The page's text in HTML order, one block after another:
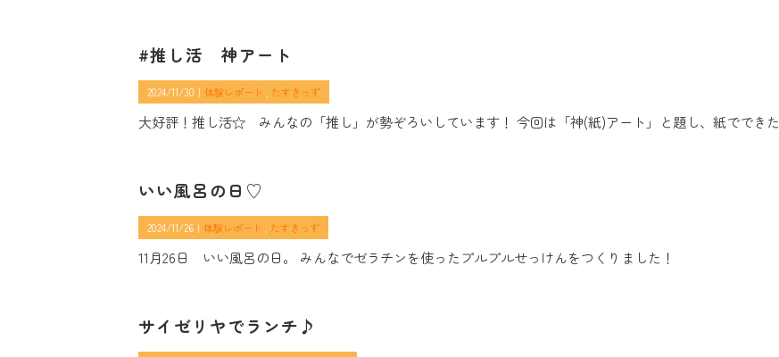
#推し活 神アート
2024/11/30｜ 体験レポート たすきっず
大好評！推し活☆ みんなの「推し」が勢ぞろいしています！ 今回は「神(紙)アート」と題し、紙でできた
いい風呂の日♡
2024/11/26｜ 体験レポート たすきっず
11月26日 いい風呂の日。 みんなでゼラチンを使ったプルプルせっけんをつくりました！
サイゼリヤでランチ♪